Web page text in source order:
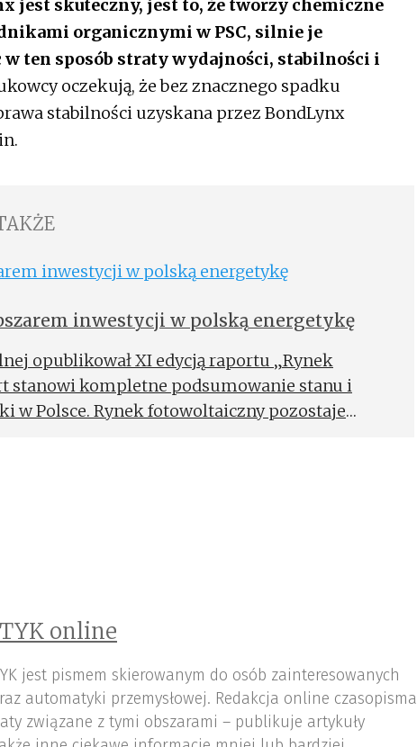
jest skuteczny, jest to, że tworzy chemiczne
organicznymi w PSC, silnie je
ten sposób straty wydajności, stabilności i
oczekują, że bez znacznego spadku
stabilności uzyskana przez BondLynx
inwestycji w polską energetykę
opublikował XI edycją raportu „Rynek
stanowi kompletne podsumowanie stanu i
w Polsce. Rynek fotowoltaiczny pozostaje
online
jest pismem skierowanym do osób zainteresowanych
automatyki przemysłowej. Redakcja online czasopisma
związane z tymi obszarami – publikuje artykuły